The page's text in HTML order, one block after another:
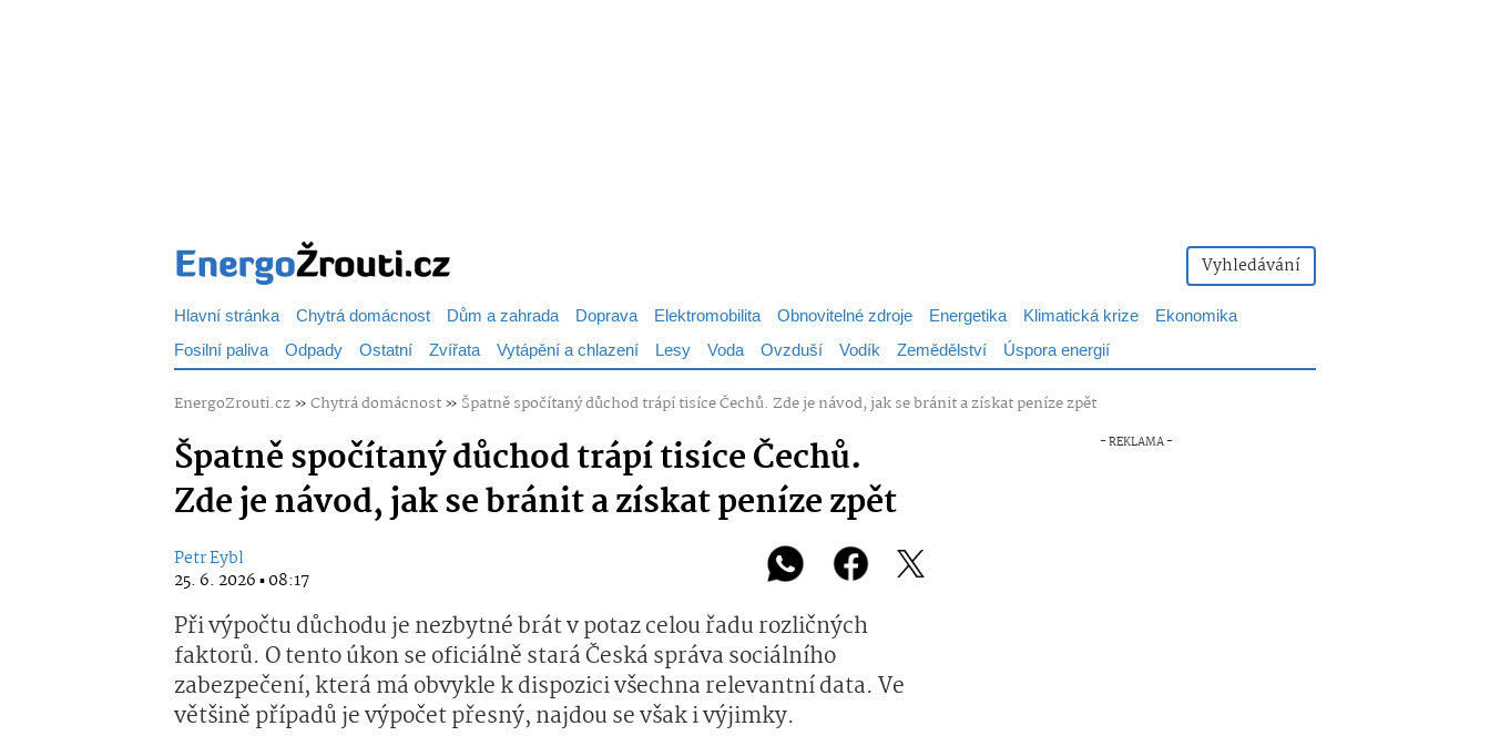
Vyhledávání
Hlavní stránka Chytrá domácnost Dům a zahrada Doprava Elektromobilita Obnovitelné zdroje Energetika Klimatická krize
Ekonomika
Fosilní paliva Odpady Ostatní Zvířata Vytápění a chlazení Lesy Voda Ovzduší Vodík Zemědělství Úspora energií
EnergoZrouti.cz»Chytrá domácnost» Špatně spočítaný důchod trápí tisíce Čechů. Zde je návod, jak se bránit a získat peníze zpět
Špatně spočítaný důchod trápí tisíce Čechů.
Zde je návod, jak se bránit a získat peníze zpět
Petr Eybl
25. 6. 2026 ▪ 08:17
Při výpočtu důchodu je nezbytné brát v potaz celou řadu rozličných
faktorů. O tento úkon se oficiálně stará Česká správa sociálního
zabezpečení, která má obvykle k dispozici všechna relevantní data. Ve
většině případů je výpočet přesný, najdou se však i výjimky.